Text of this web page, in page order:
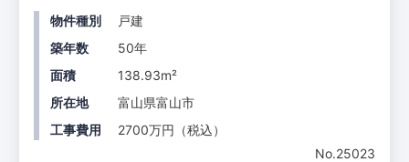
物件種別
戸建
築年数
50年
面積
138.93m²
所在地
富山県富山市
工事費用
2700万円（税込）
No.25023